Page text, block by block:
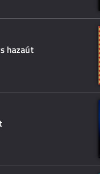
hazaút